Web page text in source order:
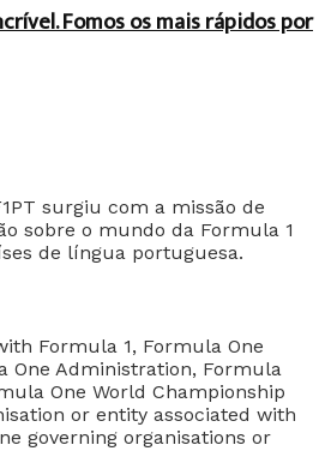
Fomos os mais rápidos por
surgiu com a missão de
sobre o mundo da Formula 1
de língua portuguesa.
Formula 1, Formula One
One Administration, Formula
One World Championship
or entity associated with
governing organisations or